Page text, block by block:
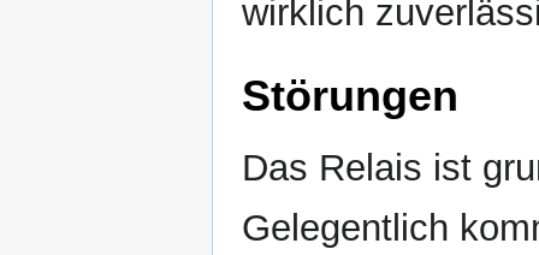
wirklich
Störungen
Das Relais ist
Gelegentlich